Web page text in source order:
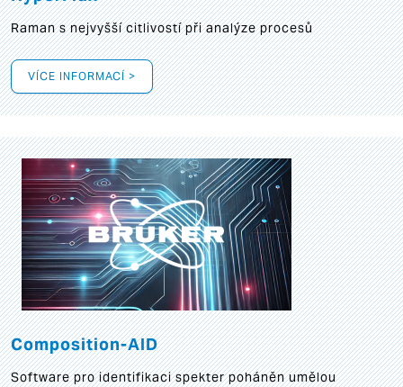
Raman s nejvyšší citlivostí při analýze procesů
VÍCE INFORMACÍ >
Composition-AID
Software pro identifikaci spekter poháněn umělou